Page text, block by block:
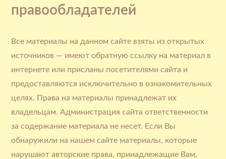
правообладателей
Все материалы на данном сайте взяты из открытых
источников — имеют обратную ссылку на материал в
интернете или присланы посетителями сайта и
предоставляются исключительно в ознакомительных
целях. Права на материалы принадлежат их
владельцам. Администрация сайта ответственности
за содержание материала не несет. Если Вы
обнаружили на нашем сайте материалы, которые
нарушают авторские права, принадлежащие Вам,